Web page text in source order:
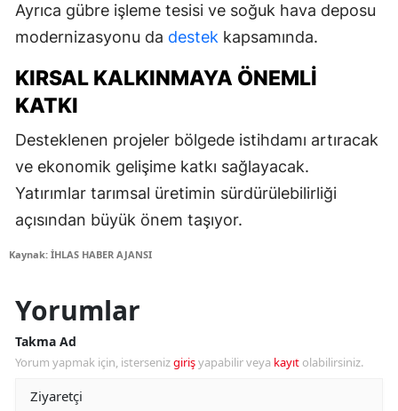
Ayrıca gübre işleme tesisi ve soğuk hava deposu
modernizasyonu da destek kapsamında.
KIRSAL KALKINMAYA ÖNEMLI
KATKI
Desteklenen projeler bölgede istihdamı artıracak
ve ekonomik gelişime katkı sağlayacak.
Yatırımlar tarımsal üretimin sürdürülebilirliği
açısından büyük önem taşıyor.
Kaynak: İHLAS HABER AJANSI
Yorumlar
Takma Ad
Yorum yapmak için, istersenizgirişyapabilir veya kayıt olabilirsiniz.